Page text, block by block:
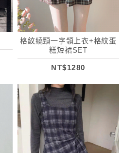
格紋繞頸一字領上衣+格紋蛋
糕短裙SET
NT$1280